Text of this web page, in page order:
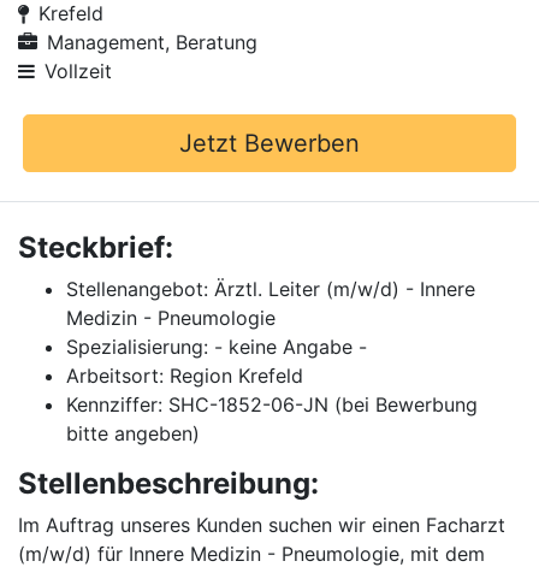
Krefeld
Management, Beratung
Vollzeit
Jetzt Bewerben
Steckbrief:
Stellenangebot: Ärztl. Leiter (m/w/d) - Innere
Medizin - Pneumologie
Spezialisierung: - keine Angabe -
Arbeitsort: Region Krefeld
Kennziffer: SHC-1852-06-JN (bei Bewerbung
bitte angeben)
Stellenbeschreibung:
Im Auftrag unseres Kunden suchen wir einen Facharzt
(m/w/d) für Innere Medizin - Pneumologie, mit dem